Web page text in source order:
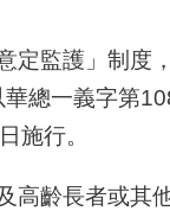
定監護」制度
總一義字第
施行。
高齡長者或其